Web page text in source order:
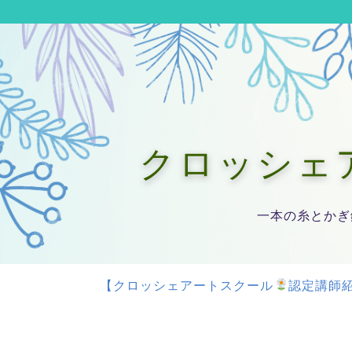
クロッシ
一本の糸とか
【クロッシェアートスクール 認定講師